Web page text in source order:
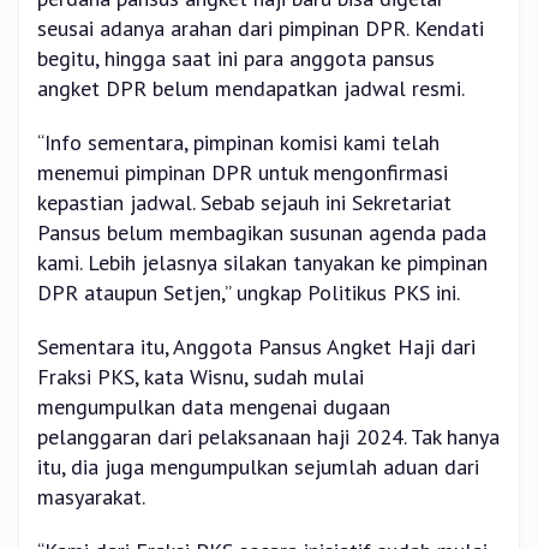
seusai adanya arahan dari pimpinan DPR. Kendati
begitu, hingga saat ini para anggota pansus
angket DPR belum mendapatkan jadwal resmi.
“Info sementara, pimpinan komisi kami telah
menemui pimpinan DPR untuk mengonfirmasi
kepastian jadwal. Sebab sejauh ini Sekretariat
Pansus belum membagikan susunan agenda pada
kami. Lebih jelasnya silakan tanyakan ke pimpinan
DPR ataupun Setjen,” ungkap Politikus PKS ini.
Sementara itu, Anggota Pansus Angket Haji dari
Fraksi PKS, kata Wisnu, sudah mulai
mengumpulkan data mengenai dugaan
pelanggaran dari pelaksanaan haji 2024. Tak hanya
itu, dia juga mengumpulkan sejumlah aduan dari
masyarakat.